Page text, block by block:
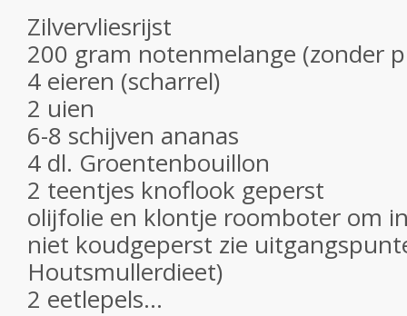
Zilvervliesrijst
200 gram notenmelange (zonder
4 eieren (scharrel)
2 uien
6-8 schijven ananas
4 dl. Groentenbouillon
2 teentjes knoflook geperst
olijfolie en klontje roomboter om
niet koudgeperst zie
Houtsmullerdieet)
2 eetlepels...